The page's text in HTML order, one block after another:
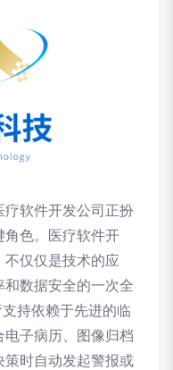
软件开发公司正扮
色。医疗软件开
仅仅是技术的应
数据安全的一次全
持依赖于先进的临
子病历、图像归档
时自动发起警报或